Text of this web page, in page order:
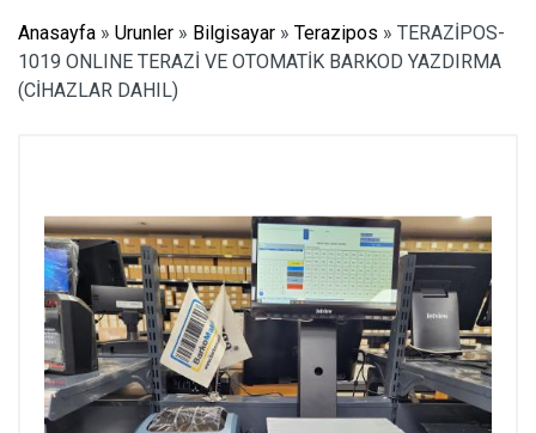
Anasayfa » Urunler » Bilgisayar » Terazipos » TERAZİPOS-
1019 ONLINE TERAZİ VE OTOMATİK BARKOD YAZDIRMA
(CİHAZLAR DAHIL)